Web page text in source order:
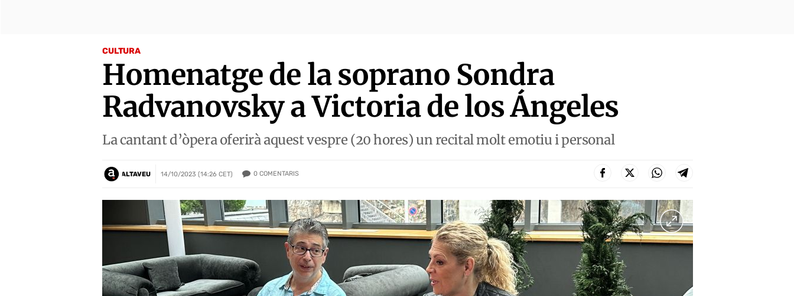
CULTURA
Homenatge de la soprano Sondra
Radvanovsky a Victoria de los Ángeles
La cantant d’òpera oferirà aquest vespre (20 hores) un recital molt emotiu i personal
ALTAVEU 14/10/2023 (14:26 CET) 0 COMENTARIS